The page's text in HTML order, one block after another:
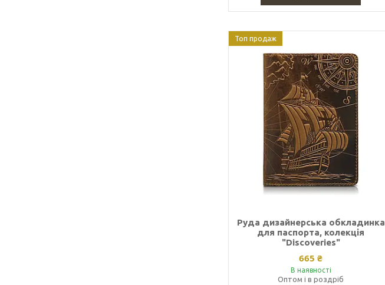
Топ продаж
Руда дизайнерська обкладинка
для паспорта, колекція
"Discoveries"
665 ₴
В наявності
Оптом і в роздріб